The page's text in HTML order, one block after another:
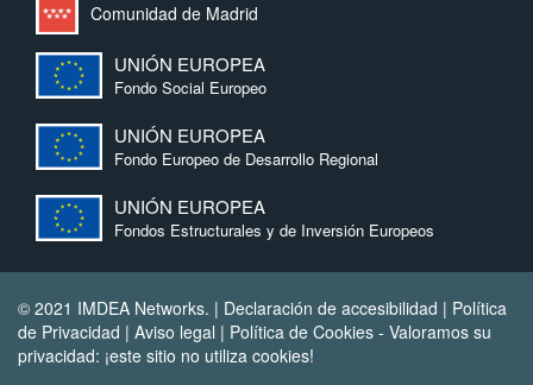
Comunidad de Madrid
UNIÓN EUROPEA
Fondo Social Europeo
UNIÓN EUROPEA
Fondo Europeo de Desarrollo Regional
UNIÓN EUROPEA
Fondos Estructurales y de Inversión Europeos
© 2021 IMDEA Networks. | Declaración de accesibilidad | Política
de Privacidad | Aviso legal | Política de Cookies - Valoramos su
privacidad: ¡este sitio no utiliza cookies!